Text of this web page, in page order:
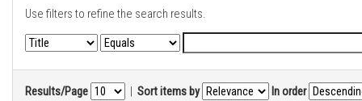
Use filters to refine the search results.
Results/Page | Sort items by In order